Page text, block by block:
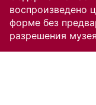
воспроизведено
форме без
разрешения музея